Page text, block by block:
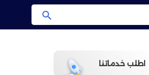
ب
اطلب خدماتنا